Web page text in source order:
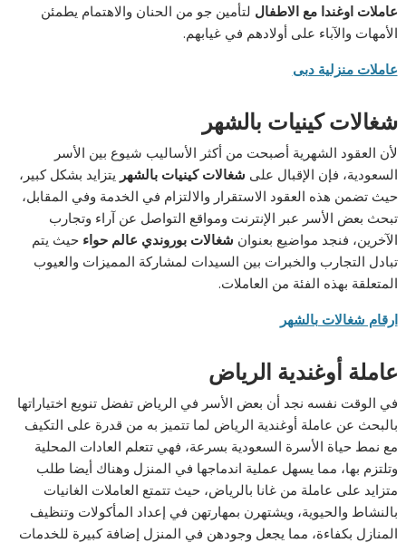
عاملات اوغندا مع الاطفال لتأمين جو من الحنان والاهتمام يطمئن
الأمهات والآباء على أولادهم في غيابهم.
عاملات منزلية دبى
شغالات كينيات بالشهر
لأن العقود الشهرية أصبحت من أكثر الأساليب شيوع بين الأسر
السعودية، فإن الإقبال على شغالات كينيات بالشهر يتزايد بشكل كبير،
حيث تضمن هذه العقود الاستقرار والالتزام في الخدمة وفي المقابل،
تبحث بعض الأسر عبر الإنترنت ومواقع التواصل عن آراء وتجارب
الآخرين، فنجد مواضيع بعنوان شغالات بوروندي عالم حواء حيث يتم
تبادل التجارب والخبرات بين السيدات لمشاركة المميزات والعيوب
المتعلقة بهذه الفئة من العاملات.
ارقام شغالات بالشهر
عاملة أوغندية الرياض
في الوقت نفسه نجد أن بعض الأسر في الرياض تفضل تنويع اختياراتها
بالبحث عن عاملة أوغندية الرياض لما تتميز به من قدرة على التكيف
مع نمط حياة الأسرة السعودية بسرعة، فهي تتعلم العادات المحلية
وتلتزم بها، مما يسهل عملية اندماجها في المنزل وهناك أيضا طلب
متزايد على عاملة من غانا بالرياض، حيث تتمتع العاملات الغانيات
بالنشاط والحيوية، ويشتهرن بمهارتهن في إعداد المأكولات وتنظيف
المنازل بكفاءة، مما يجعل وجودهن في المنزل إضافة كبيرة للخدمات